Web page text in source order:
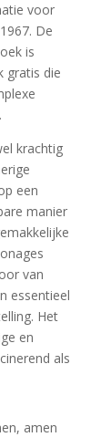
voor
De
is
gratis die
krachtig
een
manier
van
essentieel
Het
en
als
amen